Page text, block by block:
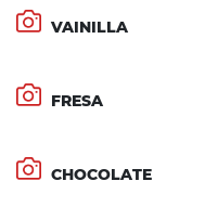
VAINILLA
FRESA
CHOCOLATE